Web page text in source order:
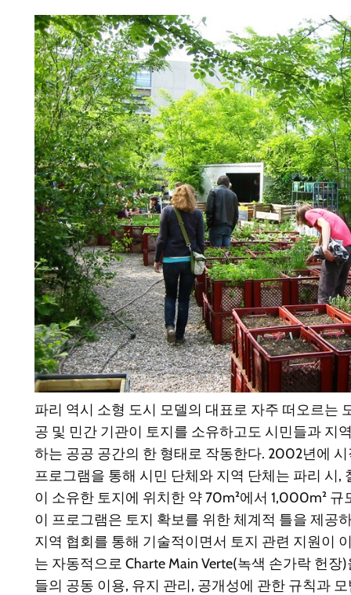
파리 역시 소형 도시 모델의 대표로 자주 떠오르는
공 및 민간 기관이 토지를 소유하고도 시민들과 지
하는 공공 공간의 한 형태로 작동한다. 2002년에
프로그램을 통해 시민 단체와 지역 단체는 파리 시,
이 소유한 토지에 위치한 약 70m²에서 1,000m²
이 프로그램은 토지 확보를 위한 체계적 틀을 제공
지역 협회를 통해 기술적이면서 토지 관련 지원이
는 자동적으로 Charte Main Verte(녹색 손가락 헌장
들의 공동 이용, 유지 관리, 공개성에 관한 규칙과